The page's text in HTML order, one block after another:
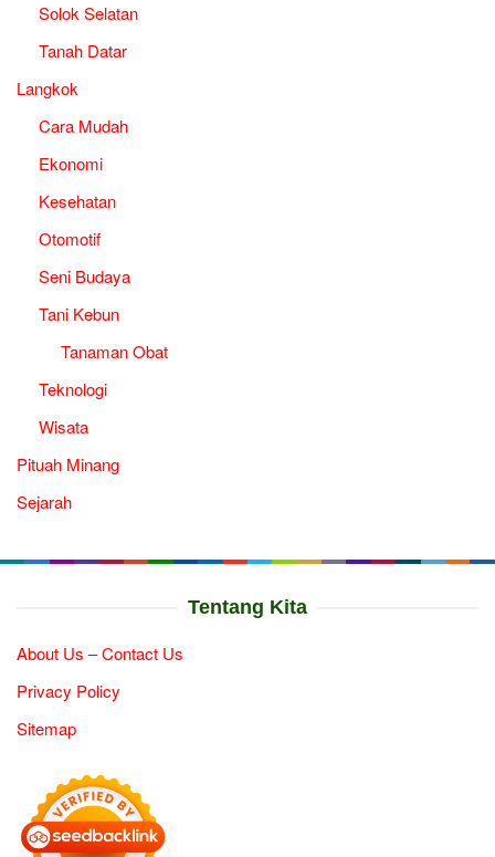
Solok Selatan
Tanah Datar
Langkok
Cara Mudah
Ekonomi
Kesehatan
Otomotif
Seni Budaya
Tani Kebun
Tanaman Obat
Teknologi
Wisata
Pituah Minang
Sejarah
Tentang Kita
About Us – Contact Us
Privacy Policy
Sitemap